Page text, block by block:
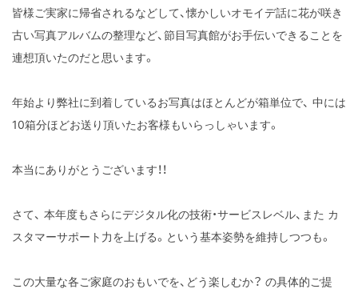
皆様ご実家に帰省されるなどして、懐かしいオモイデ話に花が咲き
古い写真アルバムの整理など、節目写真館がお手伝いできることを
連想頂いたのだと思います。
年始より弊社に到着しているお写真はほとんどが箱単位で、 中には
10箱分ほどお送り頂いたお客様もいらっしゃいます。
本当にありがとうございます！！
さて、 本年度もさらにデジタル化の技術・サービスレベル、また カ
スタマーサポート力を上げる。という基本姿勢を維持しつつも。
この大量な各ご家庭のおもいでを、どう楽しむか？ の具体的ご提